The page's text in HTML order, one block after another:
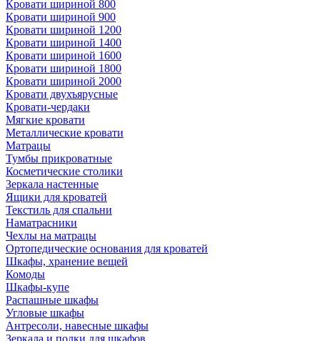
Кровати шириной 800
Кровати шириной 900
Кровати шириной 1200
Кровати шириной 1400
Кровати шириной 1600
Кровати шириной 1800
Кровати шириной 2000
Кровати двухъярусные
Кровати-чердаки
Мягкие кровати
Металлические кровати
Матрацы
Тумбы прикроватные
Косметические столики
Зеркала настенные
Ящики для кроватей
Текстиль для спальни
Наматрасники
Чехлы на матрацы
Ортопедические основания для кроватей
Шкафы, хранение вещей
Комоды
Шкафы-купе
Распашные шкафы
Угловые шкафы
Антресоли, навесные шкафы
Зеркала и полки для шкафов